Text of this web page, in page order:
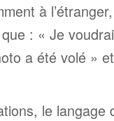
à
: « Je
a été volé »
le langage